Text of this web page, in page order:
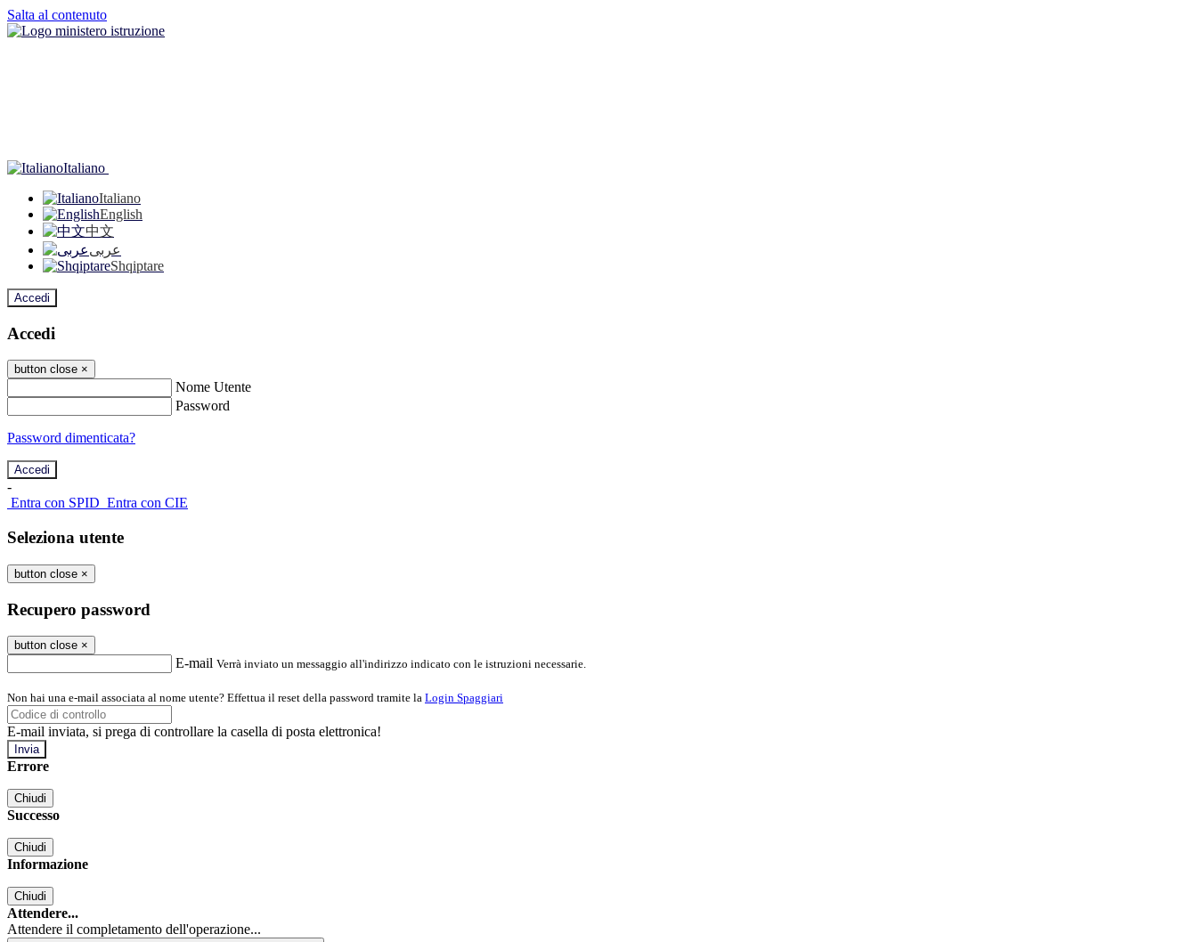
Salta al contenuto
Italiano
Italiano
English
中文
عربى
Shqiptare
Accedi
Accedi
button close ×
Nome Utente
Password
Password dimenticata?
-
Entra con SPID Entra con CIE
Seleziona utente
button close ×
Recupero password
button close ×
E-mail Verrà inviato un messaggio all'indirizzo indicato con le istruzioni necessarie.
Non hai una e-mail associata al nome utente? Effettua il reset della password tramite la Login Spaggiari
E-mail inviata, si prega di controllare la casella di posta elettronica!
Errore
Chiudi
Successo
Chiudi
Informazione
Chiudi
Attendere...
Attendere il completamento dell'operazione...